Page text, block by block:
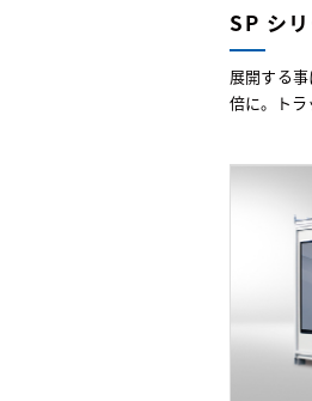
SP シ
展開する
倍に。トラ